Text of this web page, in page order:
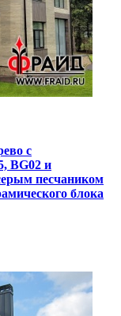
с
BG02 и
песчаником
блока